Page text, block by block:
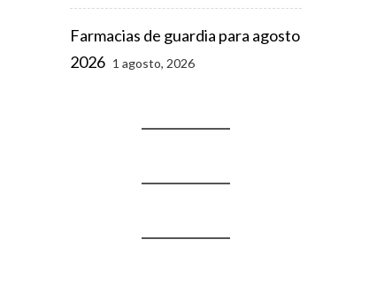
Farmacias de guardia para agosto
2026 1 agosto, 2026